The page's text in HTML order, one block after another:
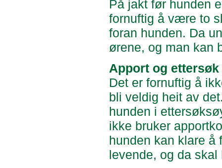
På jakt før hunden
fornuftig å være to
foran hunden. Da
ørene, og man kan
Apport og ettersøk
Det er fornuftig å
bli veldig heit av
hunden i
ikke bruker
hunden kan klare
levende, og da